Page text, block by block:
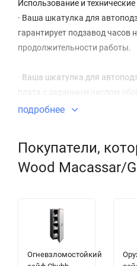
Использование и
· Ваша шкатулка для
гарантирует подзавод часов
продолжительности работы.
· Ваша шкатулка для
плата с заданным числом
обеспечивающих высокую
обеспечивающие
подробнее
Покупатели,
Wood Macassar/
Огневзломостойкий